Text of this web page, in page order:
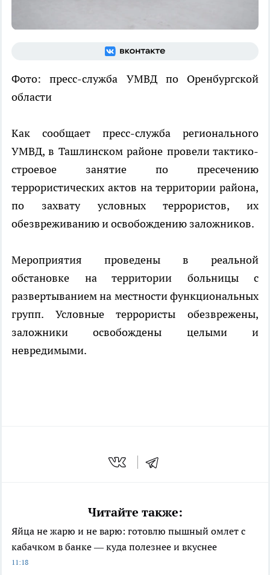
Фото: пресс-служба УМВД по Оренбургской
области
Как сообщает пресс-служба регионального
УМВД, в Ташлинском районе провели тактико-
строевое занятие по пресечению
террористических актов на территории района,
по захвату условных террористов, их
обезвреживанию и освобождению заложников.
Мероприятия проведены в реальной
обстановке на территории больницы с
развертыванием на местности функциональных
групп. Условные террористы обезврежены,
заложники освобождены целыми и
невредимыми.
Читайте также:
Яйца не жарю и не варю: готовлю пышный омлет с
кабачком в банке — куда полезнее и вкуснее
11:18